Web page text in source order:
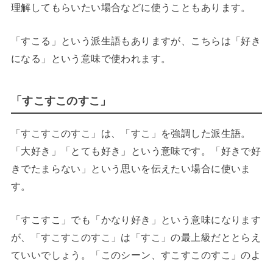
理解してもらいたい場合などに使うこともあります。
「すこる」という派生語もありますが、こちらは「好き
になる」という意味で使われます。
「すこすこのすこ」
「すこすこのすこ」は、「すこ」を強調した派生語。
「大好き」「とても好き」という意味です。「好きで好
きでたまらない」という思いを伝えたい場合に使いま
す。
「すこすこ」でも「かなり好き」という意味になります
が、「すこすこのすこ」は「すこ」の最上級だととらえ
ていいでしょう。「このシーン、すこすこのすこ」のよ